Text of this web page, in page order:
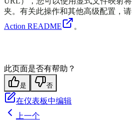
夹。有关此操作和其他高级配置，
Action README
。
此页面是否有帮助？
是 否
在仪表板中编辑
上一个